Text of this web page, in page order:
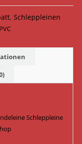
, Schleppleinen
PVC
Schleppleine